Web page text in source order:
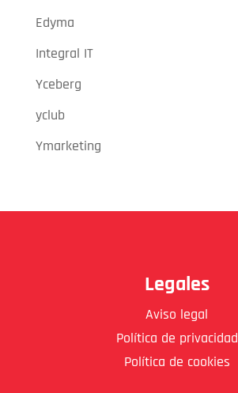
Edyma
Integral IT
Yceberg
yclub
Ymarketing
Legales
Aviso legal
Política de privacidad
Política de cookies